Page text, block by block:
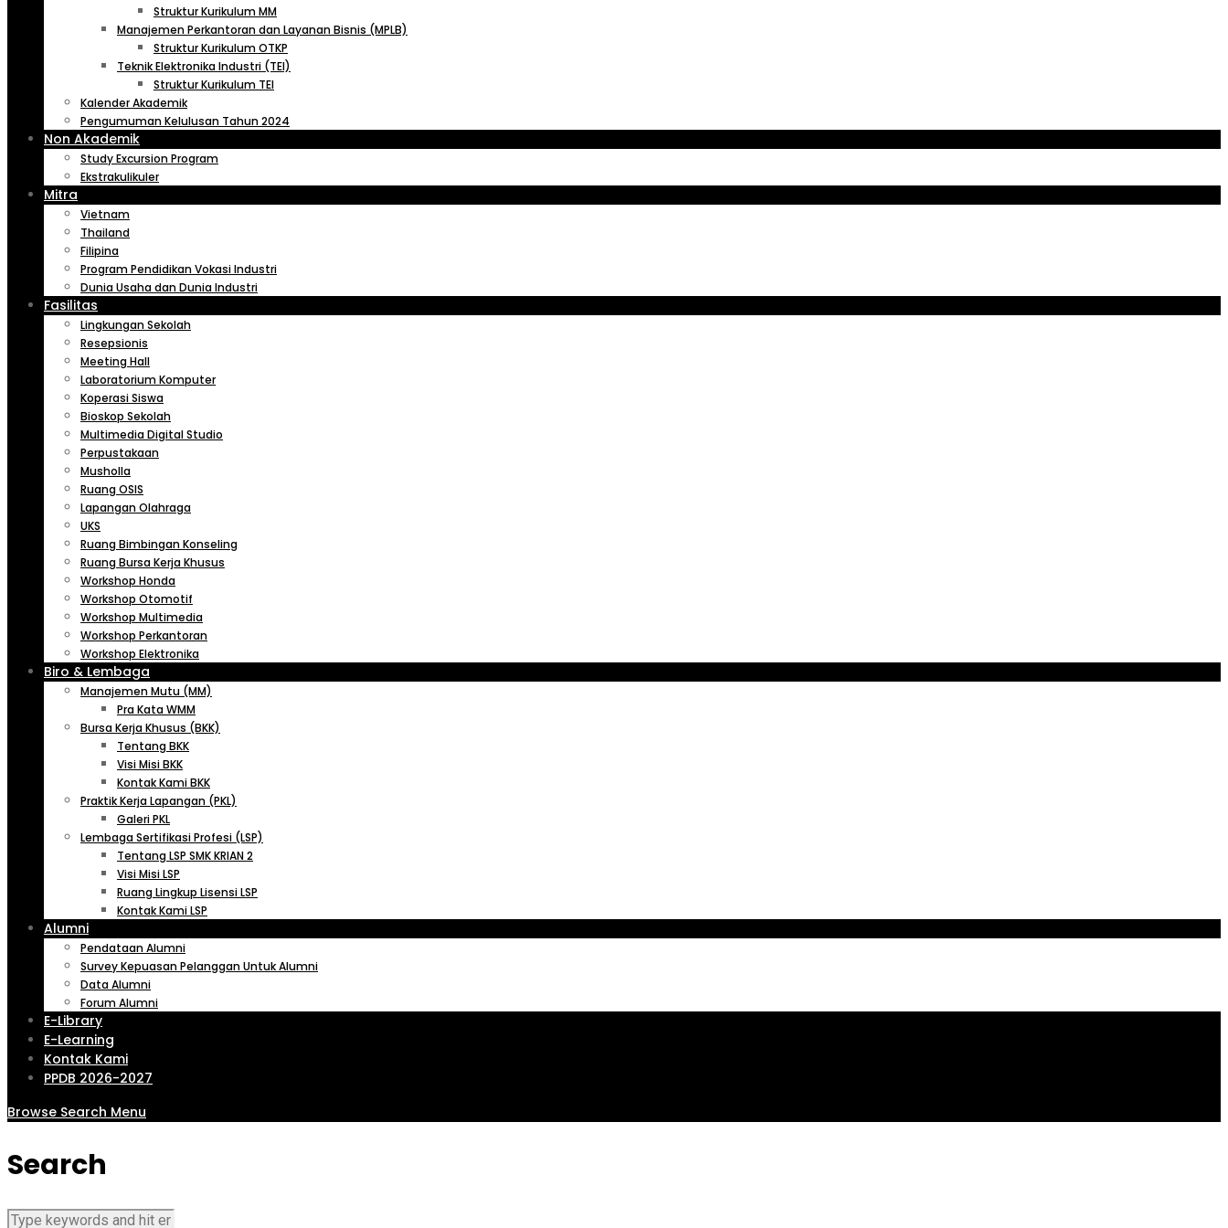
Struktur Kurikulum MM
Manajemen Perkantoran dan Layanan Bisnis (MPLB)
Struktur Kurikulum OTKP
Teknik Elektronika Industri (TEI)
Struktur Kurikulum TEI
Kalender Akademik
Pengumuman Kelulusan Tahun 2024
Non Akademik
Study Excursion Program
Ekstrakulikuler
Mitra
Vietnam
Thailand
Filipina
Program Pendidikan Vokasi Industri
Dunia Usaha dan Dunia Industri
Fasilitas
Lingkungan Sekolah
Resepsionis
Meeting Hall
Laboratorium Komputer
Koperasi Siswa
Bioskop Sekolah
Multimedia Digital Studio
Perpustakaan
Musholla
Ruang OSIS
Lapangan Olahraga
UKS
Ruang Bimbingan Konseling
Ruang Bursa Kerja Khusus
Workshop Honda
Workshop Otomotif
Workshop Multimedia
Workshop Perkantoran
Workshop Elektronika
Biro & Lembaga
Manajemen Mutu (MM)
Pra Kata WMM
Bursa Kerja Khusus (BKK)
Tentang BKK
Visi Misi BKK
Kontak Kami BKK
Praktik Kerja Lapangan (PKL)
Galeri PKL
Lembaga Sertifikasi Profesi (LSP)
Tentang LSP SMK KRIAN 2
Visi Misi LSP
Ruang Lingkup Lisensi LSP
Kontak Kami LSP
Alumni
Pendataan Alumni
Survey Kepuasan Pelanggan Untuk Alumni
Data Alumni
Forum Alumni
E-Library
E-Learning
Kontak Kami
PPDB 2026-2027
Browse Search Menu
Search